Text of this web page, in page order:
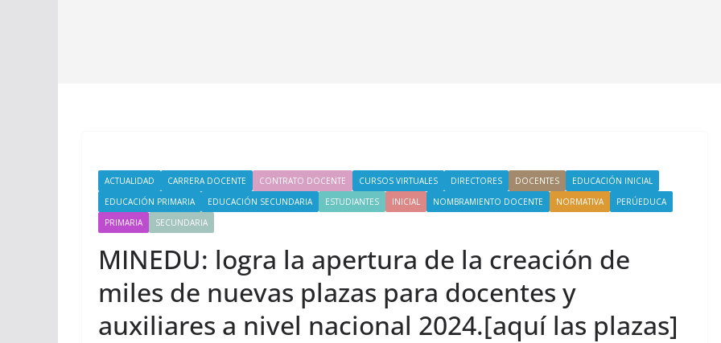
ACTUALIDAD CARRERA DOCENTE CONTRATO DOCENTE CURSOS VIRTUALES DIRECTORES DOCENTES
EDUCACIÓN INICIAL
EDUCACIÓN PRIMARIA
EDUCACIÓN SECUNDARIA ESTUDIANTES INICIAL NOMBRAMIENTO DOCENTE NORMATIVA
PERÚEDUCA
PRIMARIA
SECUNDARIA
MINEDU: logra la apertura de la creación de
miles de nuevas plazas para docentes y
auxiliares a nivel nacional 2024.[aquí las plazas]